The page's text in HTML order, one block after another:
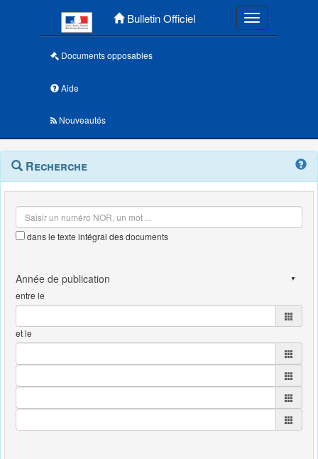
Bulletin Officiel Toggle
Documents opposables
Aide
Nouveautés
Navigation
outils
Menu
contextuel
Recherche
dans le texte intégral des documents
entre le
et le